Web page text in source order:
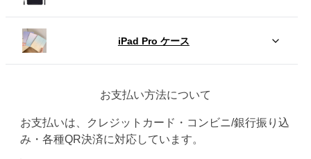
iPad Pro ケース
お支払い方法について
お支払いは、クレジットカード・コンビニ/銀行振り込
み・各種QR決済に対応しています。